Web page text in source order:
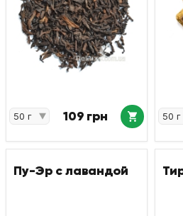
109 грн
Пу-Эр с лавандой